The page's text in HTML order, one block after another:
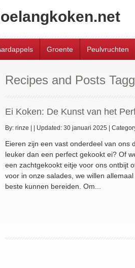
Groente Peulvruchten
Recipes and Posts
Ei Koken: De Kunst van het
By: rinze Updated: 30 januari 2025
Eieren zijn een vast onderdeel van ons
leuker dan een perfect gekookt ei? Of
een zachtgekookt eitje voor ons ontbijt
voor in onze salades, we willen
beste kunnen bereiden. Om...